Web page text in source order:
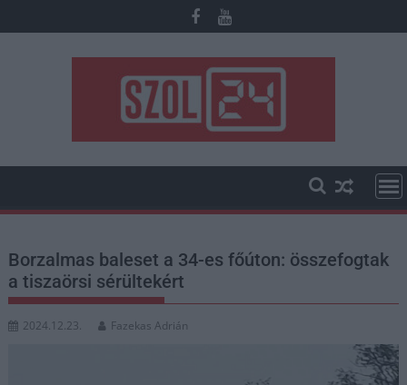
to
Borzalmas baleset a 34-es főúton: összefogtak
a tiszaörsi sérültekért
2024.12.23. Fazekas Adrián